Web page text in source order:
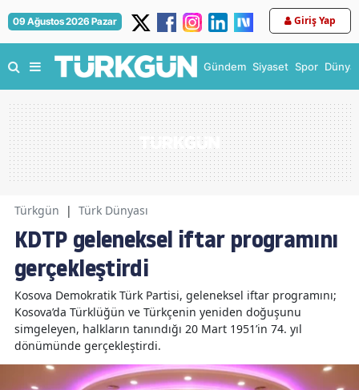
09 Ağustos 2026 Pazar Giriş Yap
Gündem Siyaset Spor Dünya
Türkgün | Türk Dünyası
KDTP geleneksel iftar programını
gerçekleştirdi
Kosova Demokratik Türk Partisi, geleneksel iftar programını;
Kosova’da Türklüğün ve Türkçenin yeniden doğuşunu
simgeleyen, halkların tanındığı 20 Mart 1951’in 74. yıl
dönümünde gerçekleştirdi.